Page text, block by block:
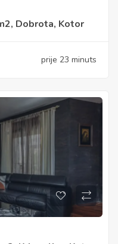
Dobrota, Kotor
prije 23 minuts